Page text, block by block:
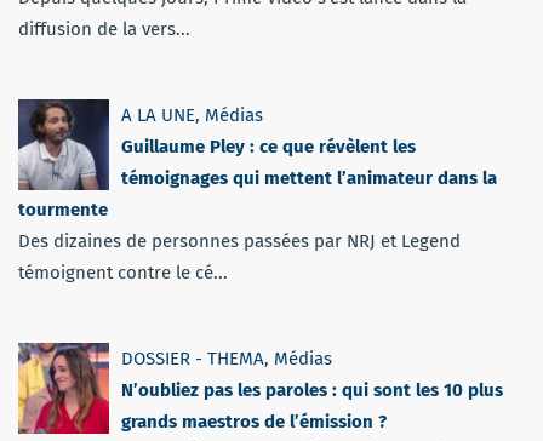
diffusion de la vers...
A LA UNE, Médias
Guillaume Pley : ce que révèlent les
témoignages qui mettent l’animateur dans la
tourmente
Des dizaines de personnes passées par NRJ et Legend
témoignent contre le cé...
DOSSIER - THEMA, Médias
N’oubliez pas les paroles : qui sont les 10 plus
grands maestros de l’émission ?